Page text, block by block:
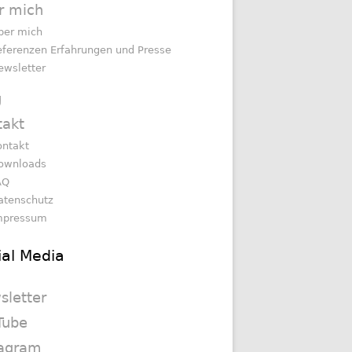
mich
mich
Erfahrungen und Presse
Media